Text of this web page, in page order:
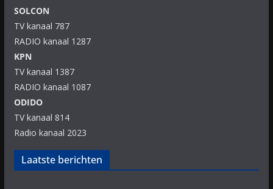
SOLCON
TV kanaal 787
RADIO kanaal 1287
KPN
TV kanaal 1387
RADIO kanaal 1087
ODIDO
TV kanaal 814
Radio kanaal 2023
Laatste berichten